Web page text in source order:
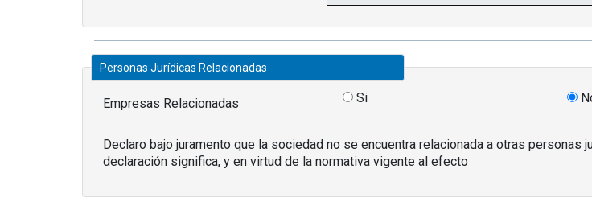
Personas Jurídicas Relacionadas
Empresas Relacionadas Si
Declaro bajo juramento que la sociedad no se encuentra relacionada a otras
declaración significa, y en virtud de la normativa vigente al efecto